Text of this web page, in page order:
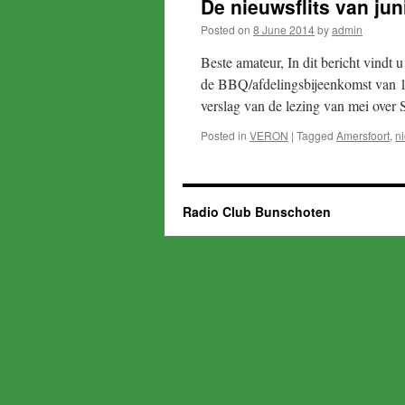
De nieuwsflits van
Posted on 8 June 2014byadmin
Beste amateur, In dit bericht vindt
de BBQ/afdelingsbijeenkomst van
verslag van de lezing van mei
Posted in VERON | Tagged Amersfoort,
Radio Club Bunschoten